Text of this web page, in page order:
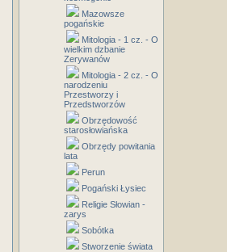
Mazowsze
pogańskie
Mitologia - 1 cz. - O
wielkim dzbanie
Zerywanów
Mitologia - 2 cz. - O
narodzeniu
Przestworzy i
Przedstworzów
Obrzędowość
starosłowiańska
Obrzędy powitania
lata
Perun
Pogański Łysiec
Religie Słowian -
zarys
Sobótka
Stworzenie świata